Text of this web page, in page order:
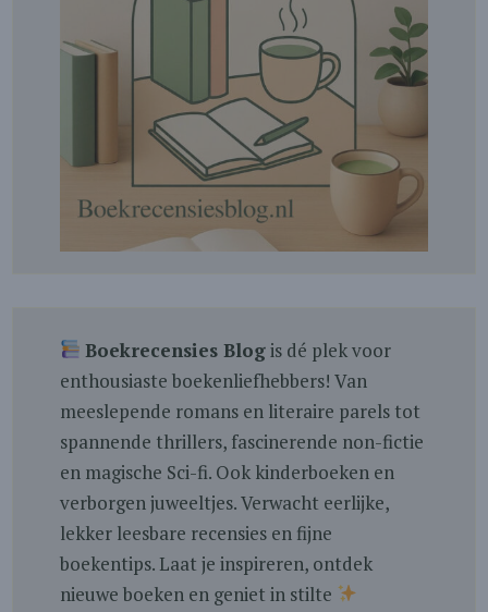
Boekrecensies Blogis dé plek voor
enthousiaste boekenliefhebbers! Van
meeslepende romans en literaire parels tot
spannende thrillers, fascinerende non-fictie
en magische Sci-fi. Ook kinderboeken en
verborgen juweeltjes. Verwacht eerlijke,
lekker leesbare recensies en fijne
boekentips. Laat je inspireren, ontdek
nieuwe boeken en geniet in stilte